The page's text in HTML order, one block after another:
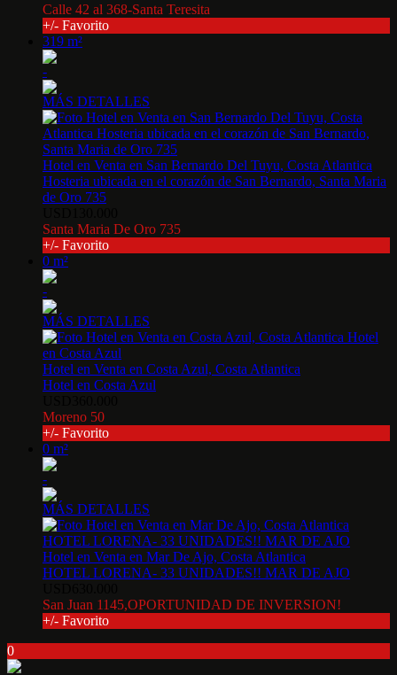
Calle 42 al 368-Santa Teresita
+/- Favorito
319 m²
-
MÁS DETALLES
Hotel en Venta en San Bernardo Del Tuyu, Costa Atlantica
Hosteria ubicada en el corazón de San Bernardo, Santa Maria
de Oro 735
Santa Maria De Oro 735
+/- Favorito
0 m²
-
MÁS DETALLES
Hotel en Venta en Costa Azul, Costa Atlantica
Hotel en Costa Azul
Moreno 50
+/- Favorito
0 m²
-
MÁS DETALLES
Hotel en Venta en Mar De Ajo, Costa Atlantica
HOTEL LORENA- 33 UNIDADES!! MAR DE AJO
San Juan 1145,OPORTUNIDAD DE INVERSION!
+/- Favorito
0